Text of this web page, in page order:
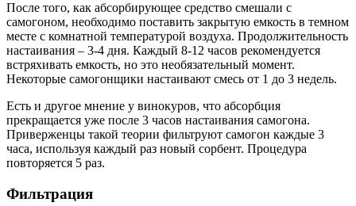
После того, как абсорбирующее средство смешали с
самогоном, необходимо поставить закрытую емкость в темном
месте с комнатной температурой воздуха. Продолжительность
настаивания – 3-4 дня. Каждый 8-12 часов рекомендуется
встряхивать емкость, но это необязательный момент.
Некоторые самогонщики настаивают смесь от 1 до 3 недель.
Есть и другое мнение у винокуров, что абсорбция
прекращается уже после 3 часов настаивания самогона.
Приверженцы такой теории фильтруют самогон каждые 3
часа, используя каждый раз новый сорбент. Процедура
повторяется 5 раз.
Фильтрация